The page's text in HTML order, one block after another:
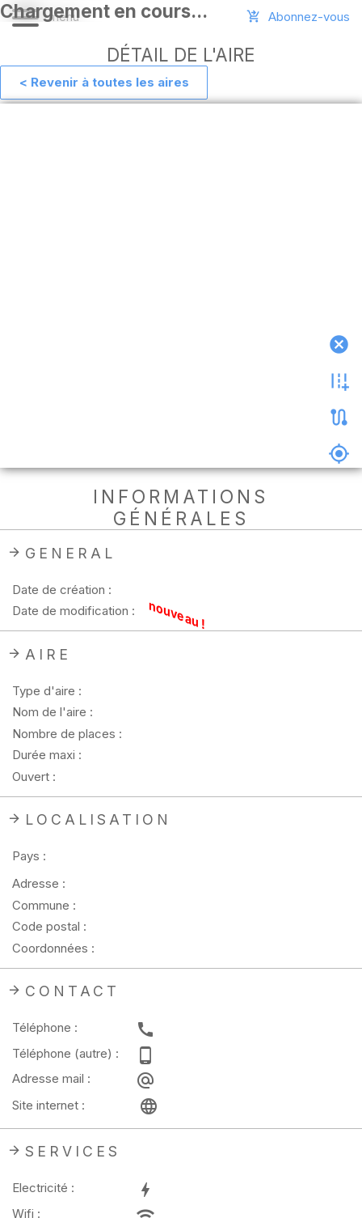
Aide
hors
ligne
Abonnez-vous
DÉTAIL DE L'AIRE
< Revenir à toutes les aires
INFORMATIONS
GÉNÉRALES
GENERAL
Date de création :
Date de modification :
nouveau !
AIRE
Type d'aire :
Nom de l'aire :
Nombre de places :
Durée maxi :
Ouvert :
LOCALISATION
Pays :
Adresse :
Commune :
Code postal :
Coordonnées :
CONTACT
Téléphone :
Téléphone (autre) :
Adresse mail :
Site internet :
SERVICES
Electricité :
Wifi :